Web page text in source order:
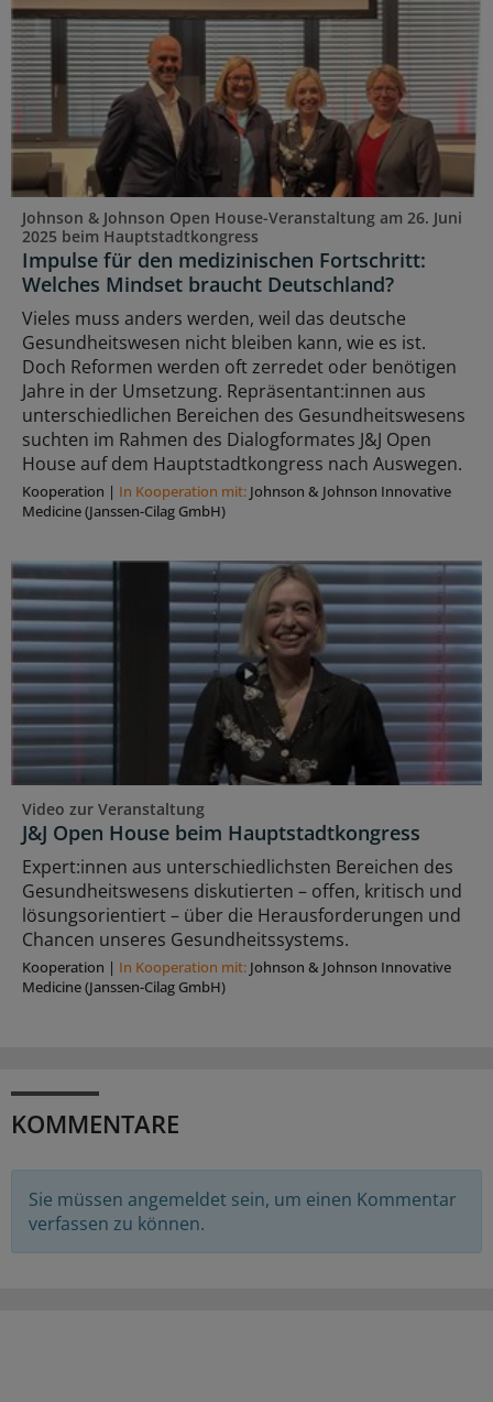
Johnson & Johnson Open House-Veranstaltung am 26. Juni
2025 beim Hauptstadtkongress
Impulse für den medizinischen Fortschritt:
Welches Mindset braucht Deutschland?
Vieles muss anders werden, weil das deutsche
Gesundheitswesen nicht bleiben kann, wie es ist.
Doch Reformen werden oft zerredet oder benötigen
Jahre in der Umsetzung. Repräsentant:innen aus
unterschiedlichen Bereichen des Gesundheitswesens
suchten im Rahmen des Dialogformates J&J Open
House auf dem Hauptstadtkongress nach Auswegen.
Kooperation | In Kooperation mit: Johnson & Johnson Innovative
Medicine (Janssen-Cilag GmbH)
Video zur Veranstaltung
J&J Open House beim Hauptstadtkongress
Expert:innen aus unterschiedlichsten Bereichen des
Gesundheitswesens diskutierten – offen, kritisch und
lösungsorientiert – über die Herausforderungen und
Chancen unseres Gesundheitssystems.
Kooperation | In Kooperation mit: Johnson & Johnson Innovative
Medicine (Janssen-Cilag GmbH)
KOMMENTARE
Sie müssen angemeldet sein, um einen Kommentar
verfassen zu können.